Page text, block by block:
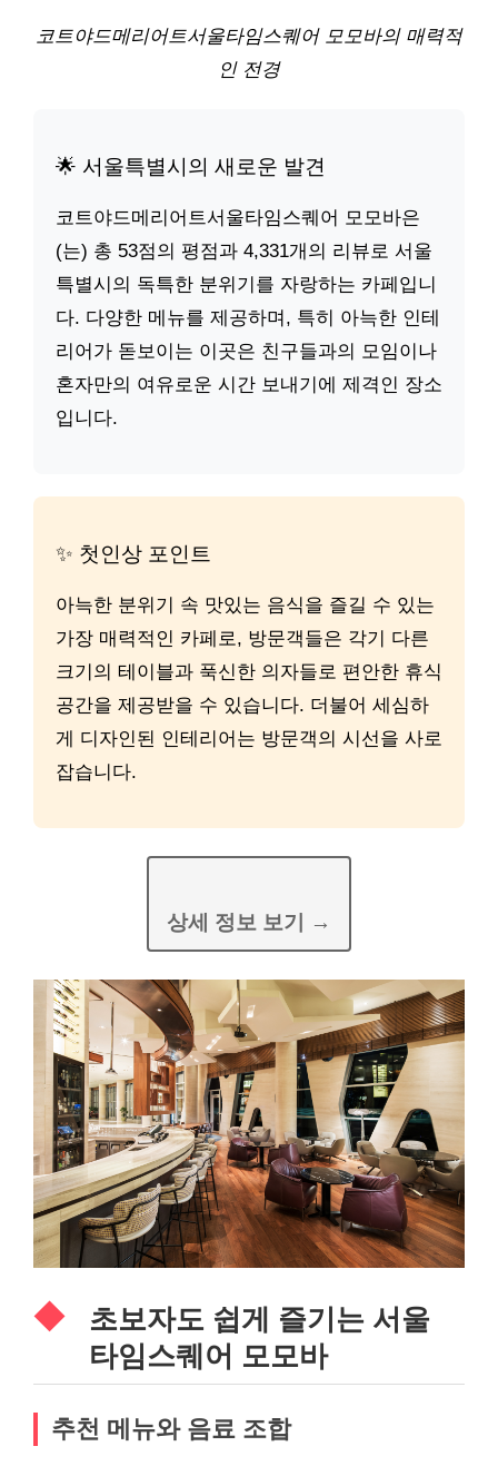
코트야드메리어트서울타임스퀘어 모모바의 매력적
인 전경
🌟 서울특별시의 새로운 발견
코트야드메리어트서울타임스퀘어 모모바은
(는) 총 53점의 평점과 4,331개의 리뷰로 서울
특별시의 독특한 분위기를 자랑하는 카페입니
다. 다양한 메뉴를 제공하며, 특히 아늑한 인테
리어가 돋보이는 이곳은 친구들과의 모임이나
혼자만의 여유로운 시간 보내기에 제격인 장소
입니다.
✨ 첫인상 포인트
아늑한 분위기 속 맛있는 음식을 즐길 수 있는
가장 매력적인 카페로, 방문객들은 각기 다른
크기의 테이블과 푹신한 의자들로 편안한 휴식
공간을 제공받을 수 있습니다. 더불어 세심하
게 디자인된 인테리어는 방문객의 시선을 사로
잡습니다.
상세 정보 보기 →
초보자도 쉽게 즐기는 서울
타임스퀘어 모모바
추천 메뉴와 음료 조합